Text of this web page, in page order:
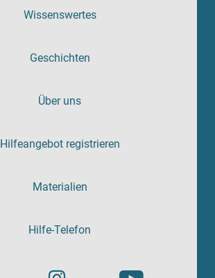
Wissenswertes
Geschichten
Über uns
Hilfeangebot registrieren
Materialien
Hilfe-Telefon